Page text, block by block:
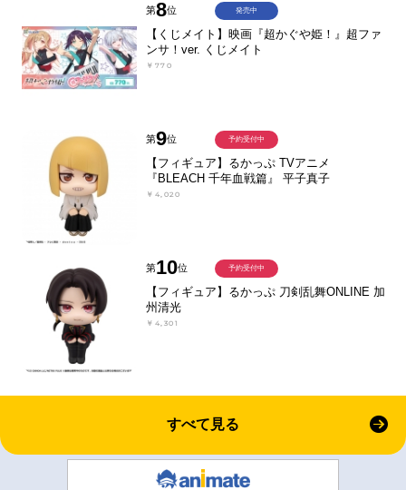
第8位
【くじメイト】映画『超かぐや姫！』超ファ
ンサ！ver. くじメイト
￥770
発売中
第9位
【フィギュア】るかっぷ TVアニメ
『BLEACH 千年血戦篇』 平子真子
￥4,020
予約受付中
第10位
【フィギュア】るかっぷ 刀剣乱舞ONLINE 加
州清光
￥4,301
予約受付中
すべて見る